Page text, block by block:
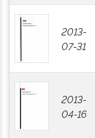
2013-
07-31
2013-
04-16